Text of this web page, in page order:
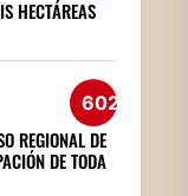
HECTÁREAS
602
REGIONAL DE
DE TODA